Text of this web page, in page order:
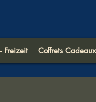
Freizeit Coffrets Cadeaux